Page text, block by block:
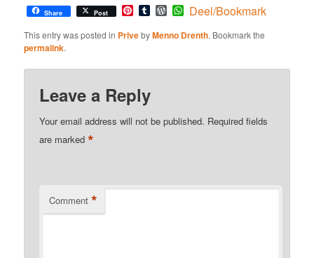
Share Post Pinterest
TumblrWordPress
WhatsApp
Deel/Bookmark
This entry was posted in PrivebyMenno Drenth. Bookmark the
permalink.
Leave a Reply
Your email address will not be published. Required fields
are marked*
Comment *